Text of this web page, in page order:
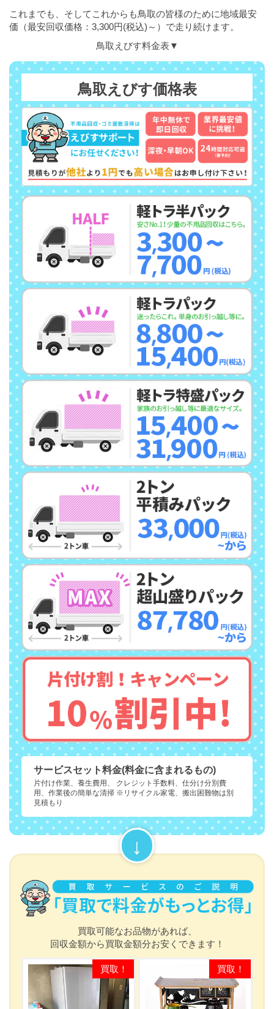
これまでも、そしてこれからも鳥取の皆様のために地域最安
価（最安回収価格：3,300円(税込)～）で走り続けます。
鳥取えびす料金表▼
鳥取えびす価格表
サービスセット料金(料金に含まれるもの)
片付け作業、養生費用、 クレジット手数料、仕分け分別費
用、作業後の簡単な清掃 ※リサイクル家電、搬出困難物は別
見積もり
買取可能なお品物があれば、
回収金額から買取金額分お安くできます！